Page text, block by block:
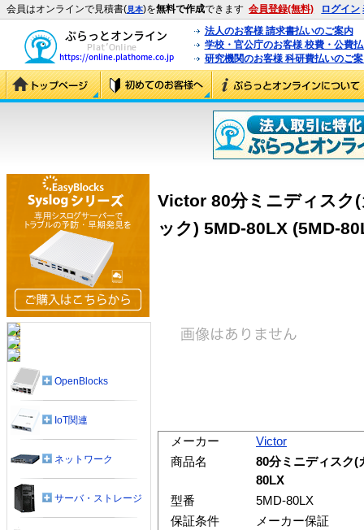
会員はオンラインで見積書(見本)を無料で作成できます 会員登録(無料) ログイン
法人のお客様 請求書払いのご案内
学校・官公庁のお客様 校費・公費
研究機関のお客様 科研費払いのご
Victor 80分ミニディスク
ック) 5MD-80LX (5MD-
メーカー
Victor
商品名
80分ミニディスク(
80LX
型番
5MD-80LX
保証条件
メーカー保証
OpenBlocks
IoT関連
ネットワーク
サーバ・ストレージ